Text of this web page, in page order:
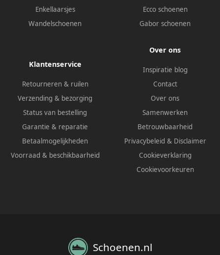
Enkellaarsjes
Wandelschoenen
Ecco schoenen
Gabor schoenen
Klantenservice
Retourneren & ruilen
Verzending & bezorging
Status van bestelling
Garantie & reparatie
Betaalmogelijkheden
Voorraad & beschikbaarheid
Over ons
Inspiratie blog
Contact
Over ons
Samenwerken
Betrouwbaarheid
Privacybeleid & Disclaimer
Cookieverklaring
Cookievoorkeuren
Schoenen.nl